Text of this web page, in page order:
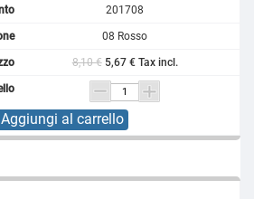
201708
08 Rosso
8,10 € 5,67 € Tax incl.
Aggiungi al carrello